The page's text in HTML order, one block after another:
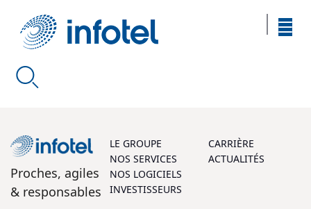
Proches, agiles
& responsables
LE GROUPE
NOS SERVICES
NOS LOGICIELS
INVESTISSEURS
CARRIÈRE
ACTUALITÉS